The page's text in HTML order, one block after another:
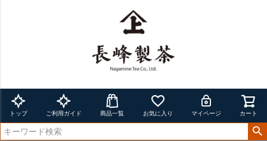
トップ ご利用ガイド 商品一覧 お気に入り マイページ カート